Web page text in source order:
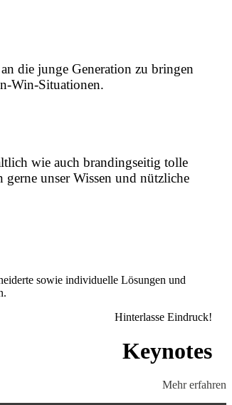
die junge Generation zu bringen
Win-Situationen.
wie auch brandingseitig tolle
unser Wissen und nützliche
sowie individuelle Lösungen und
Hinterlasse Eindruck!
Keynotes
Mehr erfahren